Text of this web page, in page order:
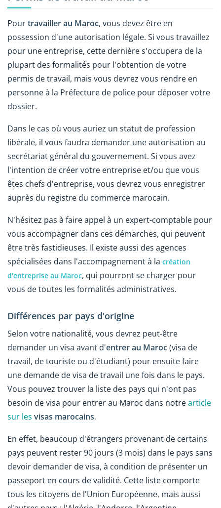
Pourtravailler au Maroc, vous devez être en
possession d'une autorisation légale. Si vous travaillez
pour une entreprise, cette dernière s'occupera de la
plupart des formalités pour l'obtention de votre
permis de travail, mais vous devrez vous rendre en
personne à la Préfecture de police pour déposer votre
dossier.
Dans le cas où vous auriez un statut de profession
libérale, il vous faudra demander une autorisation au
secrétariat général du gouvernement. Si vous avez
l'intention de créer votre entreprise et/ou que vous
êtes chefs d'entreprise, vous devrez vous enregistrer
auprès du registre du commerce marocain.
N'hésitez pas à faire appel à un expert-comptable pour
vous accompagner dans ces démarches, qui peuvent
être très fastidieuses. Il existe aussi des agences
spécialisées dans l'accompagnement à la création
d'entreprise au Maroc, qui pourront se charger pour
vous de toutes les formalités administratives.
Différences par pays d'origine
Selon votre nationalité, vous devrez peut-être
demander un visa avant d'entrer au Maroc(visa de
travail, de touriste ou d'étudiant) pour ensuite faire
une demande de visa de travail une fois dans le pays.
Vous pouvez trouver la liste des pays qui n'ont pas
besoin de visa pour entrer au Maroc dans notrearticle
sur les visas marocains.
En effet, beaucoup d'étrangers provenant de certains
pays peuvent rester 90 jours (3 mois) dans le pays sans
devoir demander de visa, à condition de présenter un
passeport en cours de validité. Cette liste comporte
tous les citoyens de l'Union Européenne, mais aussi